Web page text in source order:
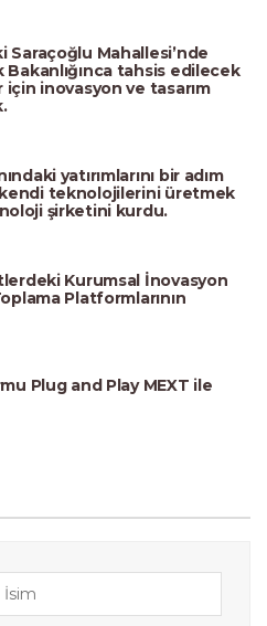
Saraçoğlu Mahallesi’nde
Bakanlığınca tahsis edilecek
inovasyon ve tasarım
yatırımlarını bir adım
kendi teknolojilerini üretmek
şirketini kurdu.
Kurumsal İnovasyon
Platformlarının
Plug and Play MEXT ile